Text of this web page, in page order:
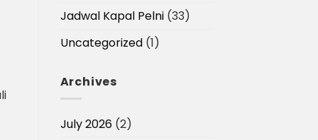
Jadwal Kapal Pelni(33)
Uncategorized(1)
Archives
July 2026(2)